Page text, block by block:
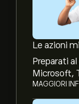
Le azioni
Preparati
Microsoft,
MAGGIORI